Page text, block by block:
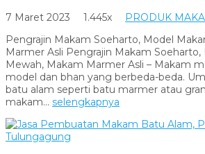
7 Maret 2023 1.445x
PRODUK
Pengrajin Makam Soeharto, Model
Marmer Asli Pengrajin Makam
Mewah, Makam Marmer Asli – Makam
model dan bhan yang berbeda-beda.
batu alam seperti batu marmer atau
makam... selengkapnya